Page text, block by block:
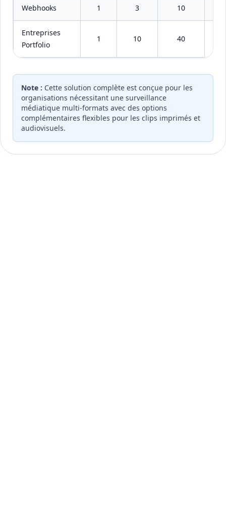
Webhooks 1 3 10
Entreprises
Portfolio
1 10 40
Note : Cette solution complète est conçue pour les
organisations nécessitant une surveillance
médiatique multi-formats avec des options
complémentaires flexibles pour les clips imprimés et
audiovisuels.